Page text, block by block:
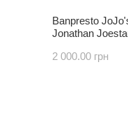
Banpresto
Jonathan
2 000.00 грн